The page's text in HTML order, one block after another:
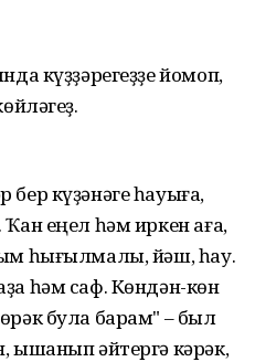
күҙҙәрегеҙҙе йомоп,
күҙәнәге һауыға,
еңел һәм иркен аға,
һығылмалы, йәш, һау.
һәм саф. Көндән-көн
була барам" – был
ышанып әйтергә кәрәк,